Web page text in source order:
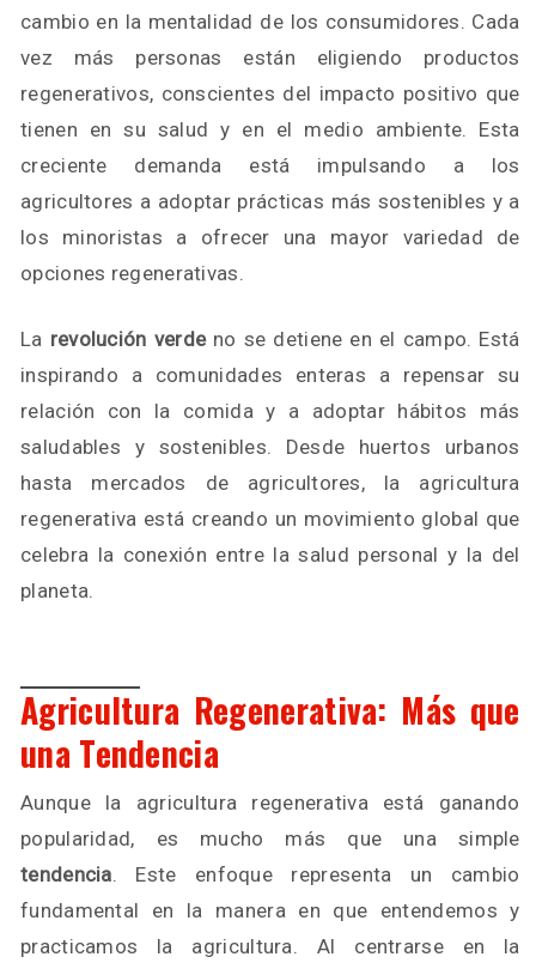
cambio en la mentalidad de los consumidores. Cada
vez más personas están eligiendo productos
regenerativos, conscientes del impacto positivo que
tienen en su salud y en el medio ambiente. Esta
creciente demanda está impulsando a los
agricultores a adoptar prácticas más sostenibles y a
los minoristas a ofrecer una mayor variedad de
opciones regenerativas.
La revolución verdeno se detiene en el campo. Está
inspirando a comunidades enteras a repensar su
relación con la comida y a adoptar hábitos más
saludables y sostenibles. Desde huertos urbanos
hasta mercados de agricultores, la agricultura
regenerativa está creando un movimiento global que
celebra la conexión entre la salud personal y la del
planeta.
Agricultura Regenerativa: Más que
una Tendencia
Aunque la agricultura regenerativa está ganando
popularidad, es mucho más que una simple
tendencia. Este enfoque representa un cambio
fundamental en la manera en que entendemos y
practicamos la agricultura. Al centrarse en la